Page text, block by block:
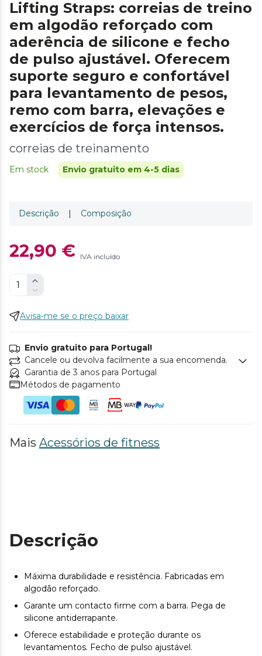
Lifting Straps: correias de treino
em algodão reforçado com
aderência de silicone e fecho
de pulso ajustável. Oferecem
suporte seguro e confortável
para levantamento de pesos,
remo com barra, elevações e
exercícios de força intensos.
correias de treinamento
Em stock Envio gratuito em 4-5 dias
Descrição | Composição
22,90 € IVA incluído
Avisa-me se o preço baixar
Envio gratuito para Portugal!
Cancele ou devolva facilmente a sua encomenda.
Garantia de 3 anos para Portugal
Métodos de pagamento
Mais Acessórios de fitness
Descrição
Máxima durabilidade e resistência. Fabricadas em
algodão reforçado.
Garante um contacto firme com a barra. Pega de
silicone antiderrapante.
Oferece estabilidade e proteção durante os
levantamentos. Fecho de pulso ajustável.